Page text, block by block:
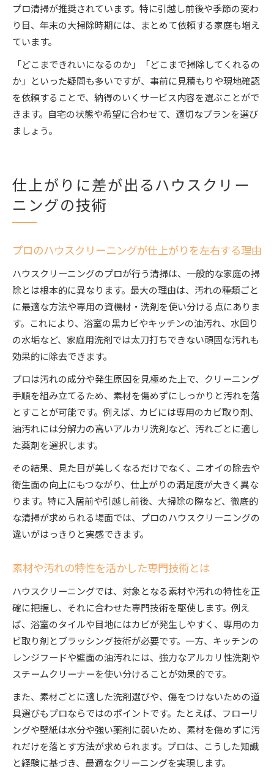
プロ清掃が推奨されています。特に引越し前後や季節の変わ
り目、年末の大掃除時期には、まとめて依頼する家庭も増え
ています。
「どこまできれいになるのか」「どこまで掃除してくれるの
か」といった疑問も多いですが、事前に見積もりや現地確認
を依頼することで、納得のいくサービス内容を選ぶことがで
きます。自宅の状態や希望に合わせて、適切なプランを選び
ましょう。
仕上がりに差が出るハウスクリー
ニングの技術
プロのハウスクリーニングが仕上がりを左右する理由
ハウスクリーニングのプロが行う清掃は、一般的な家庭の掃
除とは根本的に異なります。最大の理由は、汚れの種類ごと
に最適な方法や専用の資機材・洗剤を使い分ける点にありま
す。これにより、浴室の黒カビやキッチンの油汚れ、水回り
の水垢など、家庭用洗剤では太刀打ちできない頑固な汚れも
効果的に除去できます。
プロは汚れの成分や発生原因を見極めた上で、クリーニング
手順を組み立てるため、素材を傷めずにしっかりと汚れを落
とすことが可能です。例えば、カビには専用のカビ取り剤、
油汚れには分解力の高いアルカリ洗剤など、汚れごとに適し
た薬剤を選択します。
その結果、見た目が美しくなるだけでなく、ニオイの除去や
衛生面の向上にもつながり、仕上がりの満足度が大きく異な
ります。特に入居前や引越し前後、大掃除の際など、徹底的
な清掃が求められる場面では、プロのハウスクリーニングの
違いがはっきりと実感できます。
素材や汚れの特性を活かした専門技術とは
ハウスクリーニングでは、対象となる素材や汚れの特性を正
確に把握し、それに合わせた専門技術を駆使します。例え
ば、浴室のタイルや目地にはカビが発生しやすく、専用のカ
ビ取り剤とブラッシング技術が必要です。一方、キッチンの
レンジフードや壁面の油汚れには、強力なアルカリ性洗剤や
スチームクリーナーを使い分けることが効果的です。
また、素材ごとに適した洗剤選びや、傷をつけないための道
具選びもプロならではのポイントです。たとえば、フローリ
ングや壁紙は水分や強い薬剤に弱いため、素材を傷めずに汚
れだけを落とす方法が求められます。プロは、こうした知識
と経験に基づき、最適なクリーニングを実現します。